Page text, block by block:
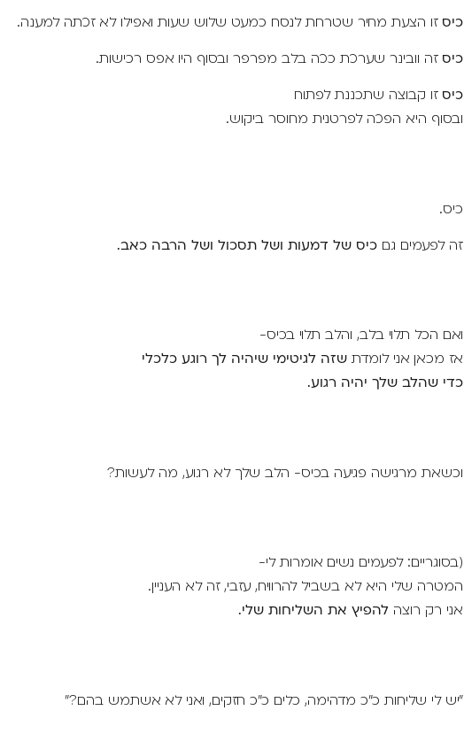
כיס זו הצעת מחיר שטרחת לנסח כמעט שלוש שעות ואפילו לא זכתה למענה.
כיס זה וובינר שערכת ככה בלב מפרפר ובסוף היו אפס רכישות.
כיס זו קבוצה שתכננת לפתוח
ובסוף היא הפכה לפרטנית מחוסר ביקוש.
כיס.
זה לפעמים גם כיס של דמעות ושל תסכול ושל הרבה כאב.
ואם הכל תלוי בלב, והלב תלוי בכיס-
אז מכאן אני לומדת שזה לגיטימי שיהיה לך רוגע כלכלי
כדי שהלב שלך יהיה רגוע.
וכשאת מרגישה פגיעה בכיס- הלב שלך לא רגוע, מה לעשות?
(בסוגריים: לפעמים נשים אומרות לי-
המטרה שלי היא לא בשביל להרוויח, עזבי, זה לא העניין.
אני רק רוצה להפיץ את השליחות שלי.
"יש לי שליחות כ"כ מדהימה, כלים כ"כ חזקים, ואני לא אשתמש בהם?"